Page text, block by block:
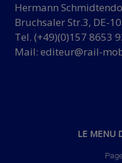
Hermann
Bruchsaler Str.3, DE-
Tel. (+49)(0)157 8653
Mail: editeur@rail-
LE MENU